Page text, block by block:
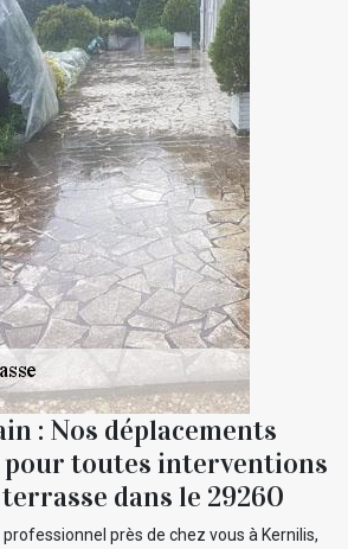
: Nos déplacements
toutes interventions
dans le 29260
près de chez vous à Kernilis,